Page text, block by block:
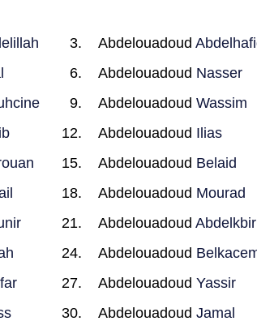
Abdelouadoud
Abdelouadoud Nasser
AbdelouadoudWassim
Abdelouadoud Ilias
Abdelouadoud Belaid
Abdelouadoud Mourad
AbdelouadoudAbdelkbir
Abdelouadoud
AbdelouadoudYassir
AbdelouadoudJamal